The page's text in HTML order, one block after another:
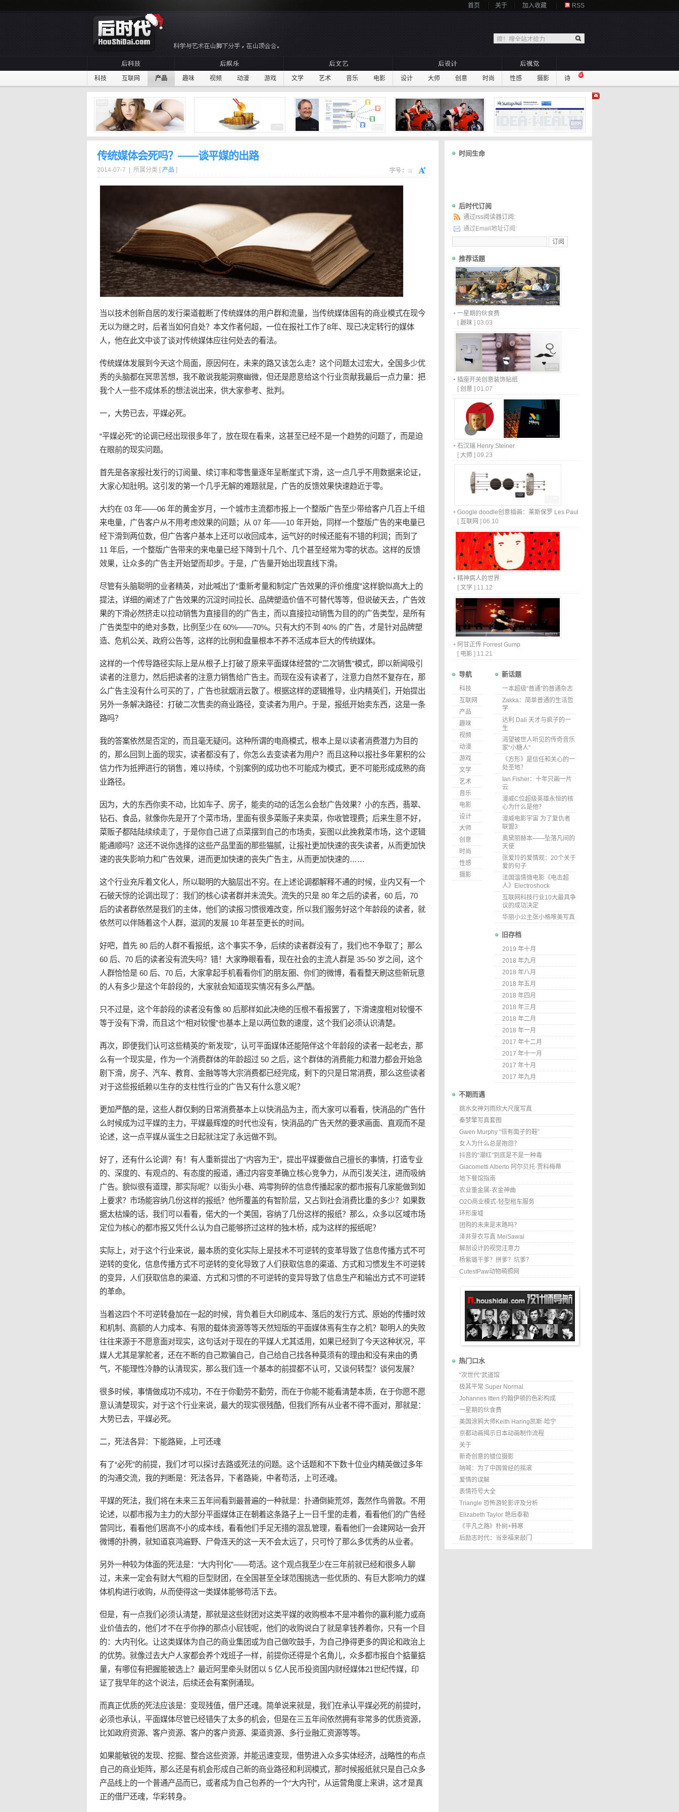
首页 关于 加入收藏 RSS
科技 互联网 产品 趣味 视频 动漫 游戏 文学 艺术 音乐 电影 设计 大师 创意 时尚 性感 摄影 诗
传统媒体会死吗？——谈平媒的出路
2014-07-7 | 所属分类 [ 产品 ]
当以技术创新自居的发行渠道截断了传统媒体的用户群和流量，当传统媒体固有的商业模式在现今
无以为继之时，后者当如何自处？本文作者何超，一位在报社工作了8年、现已决定转行的媒体
人，他在此文中谈了谈对传统媒体应往何处去的看法。
传统媒体发展到今天这个局面，原因何在，未来的路又该怎么走？这个问题太过宏大，全国多少优
秀的头脑都在冥思苦想，我不敢说我能洞察幽微，但还是愿意给这个行业贡献我最后一点力量：把
我个人一些不成体系的想法说出来，供大家参考、批判。
一，大势已去， 平媒必死。
“平媒必死”的论调已经出现很多年了，放在现在看来，这甚至已经不是一个趋势的问题了，而是迫
在眼前的现实问题。
首先是各家报社发行的订阅量、续订率和零售量逐年呈断崖式下滑，这一点几乎不用数据来论证，
大家心知肚明。这引发的第一个几乎无解的难题就是，广告的反馈效果快速趋近于零。
大约在 03 年——06 年的黄金岁月，一个城市主流都市报上一个整版广告至少带给客户几百上千组
来电量，广告客户从不用考虑效果的问题；从 07 年——10 年开始，同样一个整版广告的来电量已
经下滑到两位数，但广告客户基本上还可以收回成本，运气好的时候还能有不错的利润；而到了
11 年后，一个整版广告带来的来电量已经下降到十几个、几个甚至经常为零的状态。这样的反馈
效果，让众多的广告主开始望而却步。于是，广告量开始出现直线下滑。
尽管有头脑聪明的业者精英，对此喊出了“重新考量和制定广告效果的评价维度”这样貌似高大上的
提法，详细的阐述了广告效果的沉淀时间拉长、品牌塑造价值不可替代等等，但说破天去，广告效
果的下滑必然挤走以拉动销售为直接目的的广告主，而以直接拉动销售为目的的广告类型，是所有
广告类型中的绝对多数，比例至少在 60%——70%。只有大约不到 40% 的广告，才是针对品牌塑
造、危机公关、政府公告等，这样的比例和盘量根本不养不活成本巨大的传统媒体。
这样的一个传导路径实际上是从根子上打破了原来平面媒体经营的“二次销售”模式，即以新闻吸引
读者的注意力，然后把读者的注意力销售给广告主。而现在没有读者了，注意力自然不复存在，那
么广告主没有什么可买的了，广告也就烟消云散了。根据这样的逻辑推导，业内精英们，开始提出
另外一条解决路径：打破二次售卖的商业路径，变读者为用户。于是， 报纸开始卖东西，这是一条
路吗？
我的答案依然是否定的，而且毫无疑问。这种所谓的电商模式，根本上是以读者消费潜力为目的
的，那么回到上面的现实，读者都没有了，你怎么去变读者为用户？而且这种以报社多年累积的公
信力作为抵押进行的销售，难以持续，个别案例的成功也不可能成为模式，更不可能形成成熟的商
业路径。
因为，大的东西你卖不动，比如车子、房子，能卖的动的话怎么会愁广告效果？小的东西，翡翠、
钻石、食品，就像你先是开了个菜市场，里面有很多菜贩子来卖菜，你收管理费；后来生意不好，
菜贩子都陆陆续续走了，于是你自己进了点菜摆到自己的市场卖，妄图以此挽救菜市场，这个逻辑
能通顺吗？这还不说你选择的这些产品里面的那些猫腻，让报社更加快速的丧失读者，从而更加快
速的丧失影响力和广告效果，进而更加快速的丧失广告主，从而更加快速的……
这个行业充斥着文化人，所以聪明的大脑层出不穷。在上述论调都解释不通的时候，业内又有一个
石破天惊的论调出现了：我们的核心读者群并未流失。流失的只是 80 年之后的读者，60 后，70
后的读者群依然是我们的主体，他们的读报习惯很难改变，所以我们服务好这个年龄段的读者，就
依然可以伴随着这个人群，滋润的发展 10 年甚至更长的时间。
好吧，首先 80 后的人群不看报纸，这个事实不争，后续的读者群没有了，我们也不争取了；那么
60 后、70 后的读者没有流失吗？错！大家睁眼看看，现在社会的主流人群是 35-50 岁之间，这个
人群恰恰是 60 后、70 后，大家拿起手机看看你们的朋友圈、你们的微博，看看整天刷这些新玩意
的人有多少是这个年龄段的，大家就会知道现实情况有多么严酷。
只不过是，这个年龄段的读者没有像 80 后那样如此决绝的压根不看报罢了，下滑速度相对较慢不
等于没有下滑，而且这个“相对较慢”也基本上是以两位数的速度，这个我们必须认识清楚。
再次，即便我们认可这些精英的“新发现”，认可平面媒体还能陪伴这个年龄段的读者一起老去，那
么有一个现实是，作为一个消费群体的年龄超过 50 之后，这个群体的消费能力和潜力都会开始急
剧下滑，房子、汽车、教育、金融等等大宗消费都已经完成，剩下的只是日常消费，那么这些读者
对于这些报纸赖以生存的支柱性行业的广告又有什么意义呢？
更加严酷的是，这些人群仅剩的日常消费基本上以快消品为主，而大家可以看看，快消品的广告什
么时候成为过平媒的主力，平媒最辉煌的时代也没有，快消品的广告天然的要求画面、直观而不是
论述，这一点平媒从诞生之日起就注定了永远做不到。
好了，还有什么论调？有！有人重新提出了“内容为王”，提出平媒要做自己擅长的事情，打造专业
的、深度的、有观点的、有态度的报道，通过内容变革确立核心竞争力，从而引发关注，进而吸纳
广告。貌似很有道理，那实际呢？以街头小巷、鸡零狗碎的信息传播起家的都市报有几家能做到如
上要求？市场能容纳几份这样的报纸？他所覆盖的有智阶层，又占到社会消费比重的多少？如果数
据太枯燥的话，我们可以看看，偌大的一个美国，容纳了几份这样的报纸？那么，众多以区域市场
定位为核心的都市报又凭什么认为自己能够挤过这样的独木桥，成为这样的报纸呢？
实际上，对于这个行业来说，最本质的变化实际上是技术不可逆转的变革导致了信息传播方式不可
逆转的变化，信息传播方式不可逆转的变化导致了人们获取信息的渠道、方式和习惯发生不可逆转
的变异，人们获取信息的渠道、方式和习惯的不可逆转的变异导致了信息生产和输出方式不可逆转
的革命。
当着这四个不可逆转叠加在一起的时候，背负着巨大印刷成本、落后的发行方式、原始的传播时效
和机制、高额的人力成本、有限的载体资源等等天然短版的平面媒体焉有生存之机？聪明人的失败
往往来源于不愿意面对现实，这句话对于现在的平媒人尤其适用，如果已经到了今天这种状况，平
媒人尤其是掌舵者，还在不断的自己欺骗自己，自己给自己找各种莫须有的理由和没有来由的勇
气，不能理性冷静的认清现实，那么我们连一个基本的前提都不认可，又谈何转型？谈何发展？
很多时候，事情做成功不成功，不在于你勤劳不勤劳，而在于你能不能看清楚本质，在于你愿不愿
意认清楚现实，对于这个行业来说，最大的现实很残酷，但我们所有从业者不得不面对，那就是：
大势已去，平媒必死。
二，死法各异：下能路毙，上可还魂
有了“必死”的前提，我们才可以探讨去路或死法的问题。这个话题和不下数十位业内精英做过多年
的沟通交流，我的判断是：死法各异，下者路毙，中者苟活，上可还魂。
平媒的死法，我们将在未来三五年间看到最普遍的一种就是：扑通倒毙荒郊，轰然作鸟兽散。不用
论述，以都市报为主力的大部分平面媒体正在朝着这条路子上一日千里的走着，看看他们的广告经
营同比，看看他们居高不小的成本线，看看他们手足无措的混乱管理，看看他们一会建网站一会开
微博的扑腾，就知道哀鸿遍野、尸骨连天的这一天不会太远了，只可怜了那么多优秀的从业者。
另外一种较为体面的死法是：“大内刊化”——苟活。这个观点我至少在三年前就已经和很多人聊
过，未来一定会有财大气粗的巨型财团，在全国甚至全球范围挑选一些优质的、有巨大影响力的媒
体机构进行收购，从而使得这一类媒体能够苟活下去。
但是，有一点我们必须认清楚，那就是这些财团对这类平媒的收购根本不是冲着你的赢利能力或商
业价值去的，他们才不在乎你挣的那点小屁钱呢，他们的收购说白了就是拿钱养着你，只有一个目
的：大内刊化。让这类媒体为自己的商业集团或为自己做吹鼓手，为自己挣得更多的舆论和政治上
的优势。就像过去大户人家都会养个戏班子一样，前提你还得是个名角儿，众多都市报自个掂量掂
量，有哪位有把握能被选上？最近阿里牵头财团以 5 亿人民币投资国内财经媒体21世纪传媒，印
证了我早年的这个说法，后续还会有案例涌现。
而真正优质的死法应该是：变现残值，借尸还魂。简单说来就是，我们在承认平媒必死的前提时，
必须也承认，平面媒体尽管已经错失了太多的机会，但是在三五年间依然拥有非常多的优质资源，
比如政府资源、客户资源、客户的客户资源、渠道资源、多行业融汇资源等等。
如果能敏锐的发现、挖掘、整合这些资源，并能迅速变现，借势进入众多实体经济，战略性的布点
自己的商业矩阵，那么还是有机会形成自己新的商业路径和利润模式，那时候报纸就只是自己众多
产品线上的一个普通产品而已，或者成为自己包养的一个“大内刊”，从运营角度上来讲，这才是真
正的借尸还魂，华彩转身。
时间生命
后时代订阅
通过rss阅读器订阅:
通过Email地址订阅:
推荐话题
一星期的伙食费
[ 趣味 ] 03.03
插座开关创意装饰贴纸
[ 创意 ] 01.07
石汉瑞 Henry Steiner
[ 大师 ] 09.23
Google doodle创意插画：莱斯保罗 Les Paul
[ 互联网 ] 06.10
精神病人的世界
[ 文学 ] 11.12
阿甘正传 Forrest Gump
[ 电影 ] 11.21
导航
科技
互联网
产品
趣味
视频
动漫
游戏
文学
艺术
音乐
电影
设计
大师
创意
时尚
性感
摄影
新话题
一本超级“普通”的普通杂志
Zakka：简单普通的生活哲
学
达利 Dali 天才与疯子的一
生
渴望被世人听见的传奇音乐
家“小糖人”
《方形》是信任和关心的一
处圣地？
Ian Fisher：十年只画一片
云
漫威C位超级英雄永恒的核
心为什么是他？
漫威电影宇宙 为了复仇者
联盟3
奥黛丽赫本——坠落凡间的
天使
张爱玲的爱情观：20个关于
爱的句子
法国温情微电影《电击超
人》Electroshock
互联网科技行业10大最具争
议的成功决定
华丽小公主张小格唯美写真
旧存档
2019 年十月
2018 年九月
2018 年八月
2018 年五月
2018 年四月
2018 年三月
2018 年二月
2018 年一月
2017 年十二月
2017 年十一月
2017 年十月
2017 年九月
不期而遇
跳水女神刘雨欣大尺度写真
秦梦擎写真套图
Gwen Murphy “倍有面子的鞋”
女人为什么总是抱怨？
抖音的“潮红”到底是不是一种毒
Giacometti Alberto 阿尔贝托·贾科梅蒂
地下餐馆指南
农业重金属-农金神曲
O2O商业模式-轻型租车服务
环形废墟
团购的未来是末路吗？
泽井芽衣写真 MeiSawai
解剖设计的视觉注意力
杨紫璐干爹？拼爹？坑爹？
CutestPaw动物萌照网
热门口水
“次世代”武道馆
极其平常 Super Normal
Johannes Itten 约翰伊顿的色彩构成
一星期的伙食费
美国涂鸦大师Keith Haring凯斯·哈宁
京都动画揭示日本动画制作流程
关于
新奇创意的错位摄影
呐喊：为了中国曾经的摇滚
爱情的误解
表情符号大全
Triangle 恐怖游轮影评及分析
Elizabeth Taylor 艳后泰勒
《平凡之路》朴树+韩寒
后励志时代：当幸福来敲门